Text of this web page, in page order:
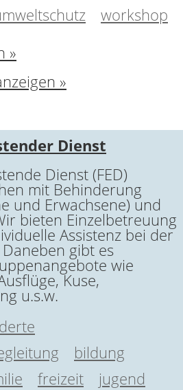
workshop
»
»
Dienst
Dienst (FED)
mit Behinderung
und Erwachsene) und
bieten Einzelbetreuung
Assistenz bei der
gibt es
wie
Kuse,
u.s.w.
bildung
freizeit
jugend